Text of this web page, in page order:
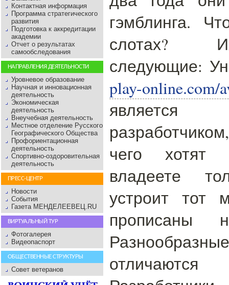
Контактная информация
Программа стратегического
развития
Подготовка к аккредитации
академии
Отчет о результатах
самообследования
НАПРАВЛЕНИЯ ДЕЯТЕЛЬНОСТИ
Уровневое образование
Научная и инновационная
деятельность
Экономическая
деятельность
Внеучебная деятельность
Местное отделение Русского
Географического Общества
Профориентационная
деятельность
Спортивно-оздоровительная
деятельность
ПРЕСС-ЦЕНТР
Новости
События
Газета МЕНДЕЛЕЕВЕЦ.RU
ВИРТУАЛЬНЫЙ ТУР
Фотогалерея
Видеопаспорт
ОБЩЕСТВЕННЫЕ СТРУКТУРЫ
Совет ветеранов
гэмблинга.
слотах?
следующие:
play-online.com/
является
чего
владеете
устроит тот
прописаны